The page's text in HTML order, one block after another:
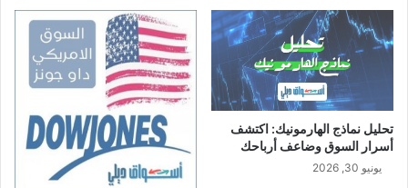
تحليل نماذج الهارمونيك: اكتشف
أسرار السوق وضاعف أرباحك
يونيو 30, 2026